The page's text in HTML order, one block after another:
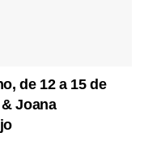
de 12 a 15 de
Joana